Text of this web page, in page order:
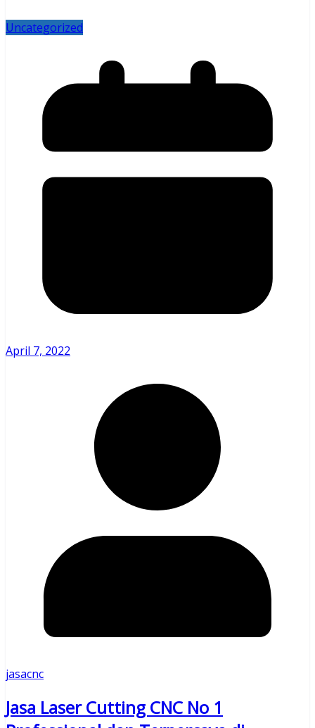
Uncategorized
April 7, 2022
jasacnc
Jasa Laser Cutting CNC No 1